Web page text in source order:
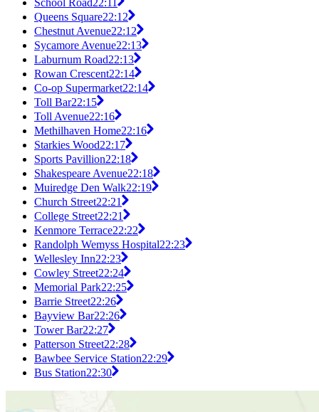
School Road22:11
Queens Square22:12
Chestnut Avenue22:12
Sycamore Avenue22:13
Laburnum Road22:13
Rowan Crescent22:14
Co-op Supermarket22:14
Toll Bar22:15
Toll Avenue22:16
Methilhaven Home22:16
Starkies Wood22:17
Sports Pavillion22:18
Shakespeare Avenue22:18
Muiredge Den Walk22:19
Church Street22:21
College Street22:21
Kenmore Terrace22:22
Randolph Wemyss Hospital22:23
Wellesley Inn22:23
Cowley Street22:24
Memorial Park22:25
Barrie Street22:26
Bayview Bar22:26
Tower Bar22:27
Patterson Street22:28
Bawbee Service Station22:29
Bus Station22:30